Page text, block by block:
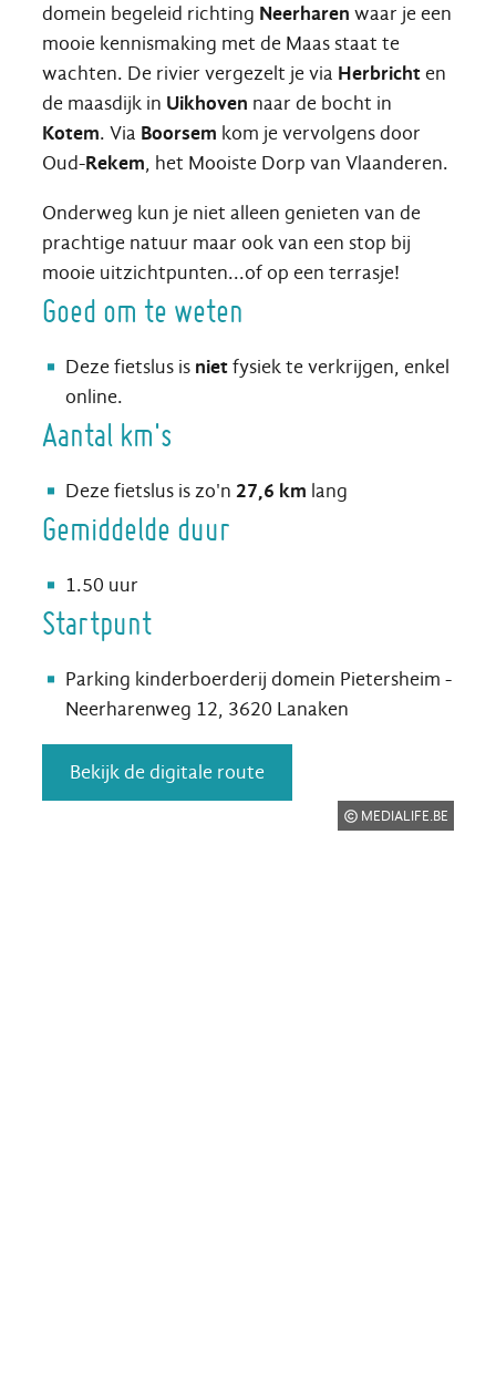
domein begeleid richting Neerharen waar je een
mooie kennismaking met de Maas staat te
wachten. De rivier vergezelt je via Herbrichten
de maasdijk in Uikhoven naar de bocht in
Kotem. Via Boorsem kom je vervolgens door
Oud-Rekem, het Mooiste Dorp van Vlaanderen.
Onderweg kun je niet alleen genieten van de
prachtige natuur maar ook van een stop bij
mooie uitzichtpunten...of op een terrasje!
Goed om te weten
Deze fietslus is nietfysiek te verkrijgen, enkel
online.
Aantal km's
Deze fietslus is zo'n 27,6 km lang
Gemiddelde duur
1.50 uur
Startpunt
Parking kinderboerderij domein Pietersheim -
Neerharenweg 12, 3620 Lanaken
Bekijk de digitale route
MEDIALIFE.BE